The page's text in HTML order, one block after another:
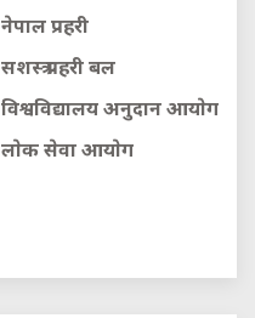
नेपाल प्रहरी
सशस्त्र प्रहरी बल
विश्वविद्यालय अनुदान आयाेग
लाेक सेवा आयाेग